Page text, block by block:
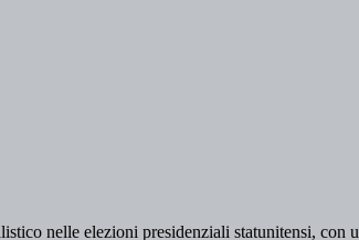
nelle elezioni presidenziali statunitensi, con